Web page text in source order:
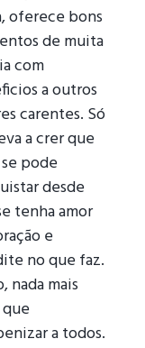
oferece bons
de muita
com
a outros
carentes. Só
a crer que
pode
desde
tenha amor
e
no que faz.
nada mais
a todos.